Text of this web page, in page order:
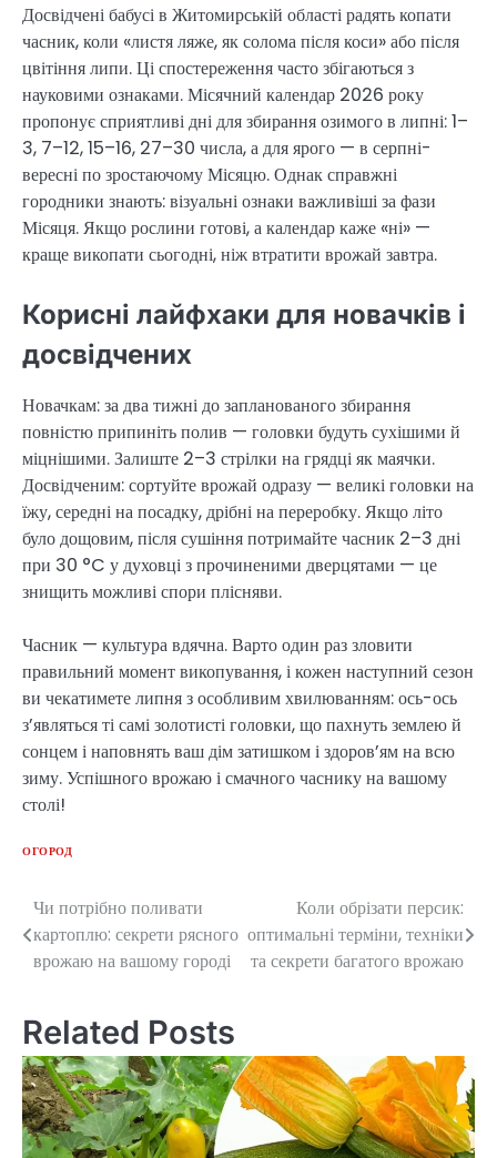
Досвідчені бабусі в Житомирській області радять копати
часник, коли «листя ляже, як солома після коси» або після
цвітіння липи. Ці спостереження часто збігаються з
науковими ознаками. Місячний календар 2026 року
пропонує сприятливі дні для збирання озимого в липні: 1–
3, 7–12, 15–16, 27–30 числа, а для ярого — в серпні-
вересні по зростаючому Місяцю. Однак справжні
городники знають: візуальні ознаки важливіші за фази
Місяця. Якщо рослини готові, а календар каже «ні» —
краще викопати сьогодні, ніж втратити врожай завтра.
Корисні лайфхаки для новачків і
досвідчених
Новачкам: за два тижні до запланованого збирання
повністю припиніть полив — головки будуть сухішими й
міцнішими. Залиште 2–3 стрілки на грядці як маячки.
Досвідченим: сортуйте врожай одразу — великі головки на
їжу, середні на посадку, дрібні на переробку. Якщо літо
було дощовим, після сушіння потримайте часник 2–3 дні
при 30 °C у духовці з прочиненими дверцятами — це
знищить можливі спори плісняви.
Часник — культура вдячна. Варто один раз зловити
правильний момент викопування, і кожен наступний сезон
ви чекатимете липня з особливим хвилюванням: ось-ось
з’являться ті самі золотисті головки, що пахнуть землею й
сонцем і наповнять ваш дім затишком і здоров’ям на всю
зиму. Успішного врожаю і смачного часнику на вашому
столі!
ОГОРОД
Post
navigation
Чи потрібно поливати
картоплю: секрети рясного
врожаю на вашому городі
Коли обрізати персик:
оптимальні терміни, техніки
та секрети багатого врожаю
Related Posts